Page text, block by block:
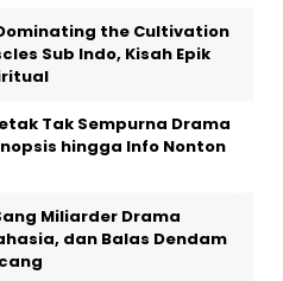
the Cultivation
Sub Indo, Kisah Epik
Tak Sempurna Drama
hingga Info Nonton
Miliarder Drama
dan Balas Dendam